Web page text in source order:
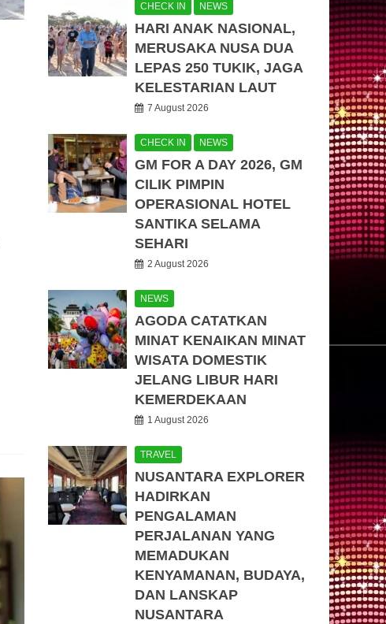
CHECK IN NEWS
HARI ANAK NASIONAL,
MERUSAKA NUSA DUA
LEPAS 250 TUKIK, JAGA
KELESTARIAN LAUT
7 August 2026
CHECK IN NEWS
GM FOR A DAY 2026, GM
CILIK PIMPIN
OPERASIONAL HOTEL
SANTIKA SELAMA
SEHARI
2 August 2026
NEWS
AGODA CATATKAN
MINAT KENAIKAN MINAT
WISATA DOMESTIK
JELANG LIBUR HARI
KEMERDEKAAN
1 August 2026
TRAVEL
NUSANTARA EXPLORER
HADIRKAN
PENGALAMAN
PERJALANAN YANG
MEMADUKAN
KENYAMANAN, BUDAYA,
DAN LANSKAP
NUSANTARA